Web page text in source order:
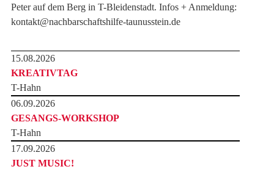
Peter auf dem Berg in T-Bleidenstadt. Infos + Anmeldung:
kontakt@nachbarschaftshilfe-taunusstein.de
15.08.2026
KREATIVTAG
T-Hahn
06.09.2026
GESANGS-WORKSHOP
T-Hahn
17.09.2026
JUST MUSIC!